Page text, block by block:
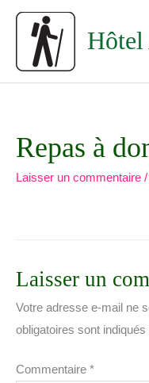
Aller
contenu
Hôtel
Repas à
Laisser un commentaire
Laisser un
Votre adresse e-mail ne
obligatoires sont indiqués
Commentaire *